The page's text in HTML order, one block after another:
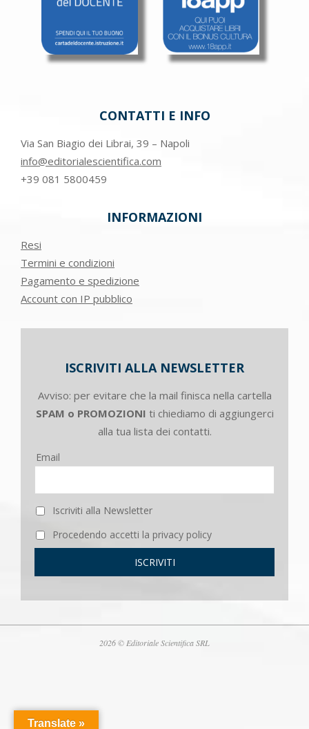
CONTATTI E INFO
Via San Biagio dei Librai, 39 – Napoli
info@editorialescientifica.com
+39 081 5800459
INFORMAZIONI
Resi
Termini e condizioni
Pagamento e spedizione
Account con IP pubblico
ISCRIVITI ALLA NEWSLETTER
Avviso: per evitare che la mail finisca nella cartella
SPAM o PROMOZIONI ti chiediamo di aggiungerci
alla tua lista dei contatti.
Email
Iscriviti alla Newsletter
Procedendo accetti la privacy policy
2026 © Editoriale Scientifica SRL
Translate »